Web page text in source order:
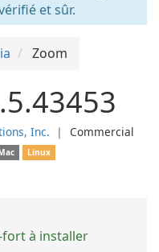
et sûr.
Zoom
Inc. ❘ Commercial
Linux
fort à installer